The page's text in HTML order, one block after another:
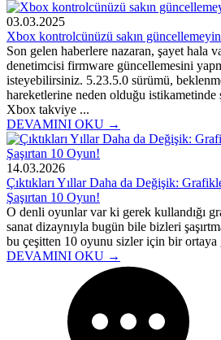
03.03.2025
Xbox kontrolcünüzü sakın
Son gelen haberlere nazaran, şayet hala
denetimcisi firmware güncellemesini
isteyebilirsiniz. 5.23.5.0 sürümü,
hareketlerine neden olduğu istikametinde
Xbox takviye ...
DEVAMINI OKU →
14.03.2026
Çıktıkları Yıllar Daha da Değişik:
Şaşırtan 10 Oyun!
O denli oyunlar var ki gerek kullandığı
sanat dizaynıyla bugün bile bizleri
bu çeşitten 10 oyunu sizler için bir ortaya
DEVAMINI OKU →